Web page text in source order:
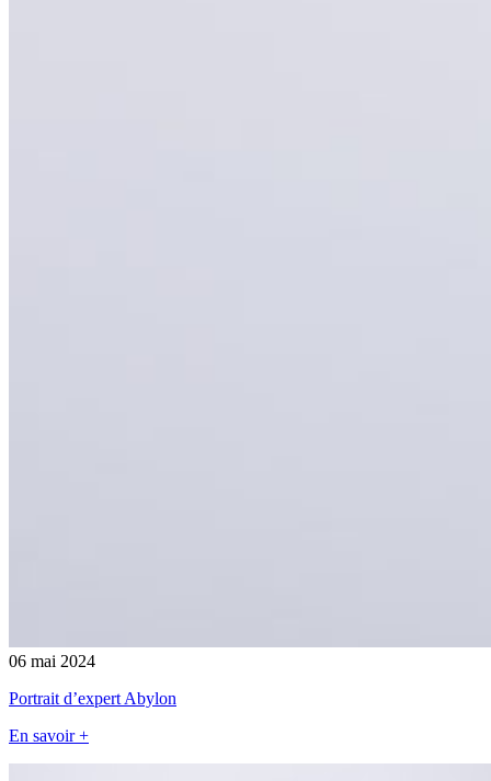
06 mai 2024
Portrait d’expert Abylon
En savoir +